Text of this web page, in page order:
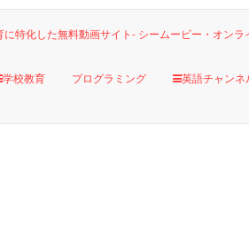
学校教育 プログラミング 英語チャンネ